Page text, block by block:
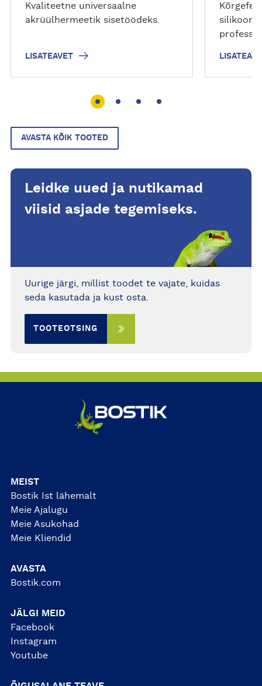
Kvaliteetne universaalne
akrüülhermeetik sisetöödeks.
LISATEAVET
silikoon,
AVASTA KÕIK TOOTED
Leidke uued ja nutikamad
viisid asjade tegemiseks.
Uurige järgi, millist toodet te vajate, kuidas
seda kasutada ja kust osta.
TOOTEOTSING
MEIST
Bostik Ist lähemalt
Meie Ajalugu
Meie Asukohad
Meie Kliendid
AVASTA
Bostik.com
JÄLGI MEID
Facebook
Instagram
Youtube